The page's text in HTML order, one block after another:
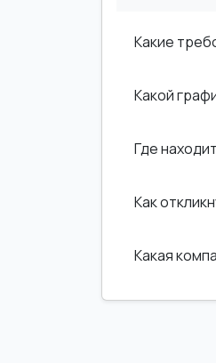
Какие
Какой
Где
Как
Какая